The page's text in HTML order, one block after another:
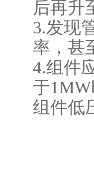
后再升
3.发现
率，甚
4.组件
于
组件低